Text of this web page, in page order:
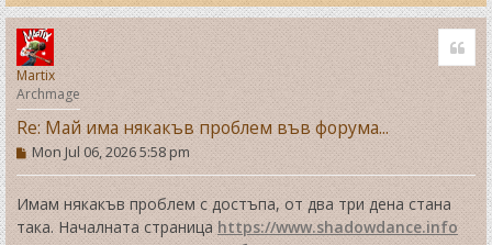
T
o
p
Martix
Archmage
Re: Май има някакъв проблем във форума...
P
o
s
t
Mon Jul 06, 2026 5:58 pm
Имам някакъв проблем с достъпа, от два три дена стана
така. Началната страницаhttps://www.shadowdance.info